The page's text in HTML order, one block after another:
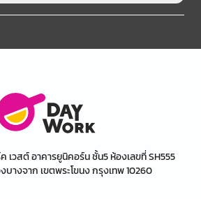
ค เวสต์ อาคารยูนิคอร์น ชั้น5 ห้องเลขที่ SH555
างจาก เขตพระโขนง กรุงเทพ 10260